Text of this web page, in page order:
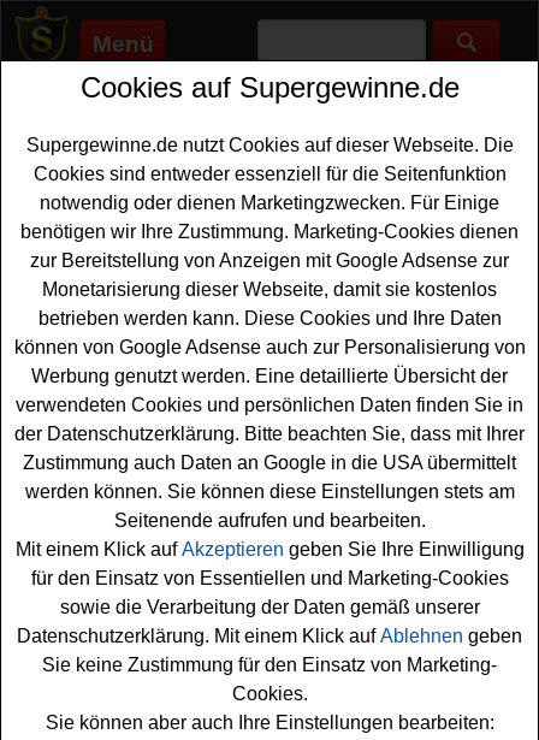
Menü
Supergewinne.de>Gewinnspiele>Motorrad Gewinnspiele
Anzeige:
BMW Motorrad Gewinnspiel -
Training und Motorrad auf Zeit
gewinnen
Ein kostenlosesBMWMotorrad Gewinnspiel für alle
Motorrad-Fahrer unter den Gewinnern. Als
Hauptgewinne verlost BMW Motorrad dreimal die
Nutzung eines BMW Motorrad Wunschmodells für die
Saison 2027 - und mit etwas Glück können Sie ein
Motorradauf Zeit gewinnen. Zusätzlich warte
noch fünfmal ein Training (Enduro-Training oder
Rennstreckentraining) für zwei Tage auf glückliche
Gewinner.
Falls Sie bei dem BMW Motorrad Gewinnspiel kostenlos
teilnehmen möchten, müssen Sie kurz das kleine
Formular ausfüllen. Vielleicht haben Sie ja Glück und
Cookies auf Supergewinne.de
Supergewinne.de nutzt Cookies auf dieser Webseite. Die
Cookies sind entweder essenziell für die Seitenfunktion
notwendig oder dienen Marketingzwecken. Für Einige
benötigen wir Ihre Zustimmung. Marketing-Cookies dienen
zur Bereitstellung von Anzeigen mit Google Adsense zur
Monetarisierung dieser Webseite, damit sie kostenlos
betrieben werden kann. Diese Cookies und Ihre Daten
können von Google Adsense auch zur Personalisierung von
Werbung genutzt werden. Eine detaillierte Übersicht der
verwendeten Cookies und persönlichen Daten finden Sie in
der Datenschutzerklärung. Bitte beachten Sie, dass mit Ihrer
Zustimmung auch Daten an Google in die USA übermittelt
werden können. Sie können diese Einstellungen stets am
Seitenende aufrufen und bearbeiten.
Mit einem Klick aufAkzeptieren geben Sie Ihre Einwilligung
für den Einsatz von Essentiellen und Marketing-Cookies
sowie die Verarbeitung der Daten gemäß unserer
Datenschutzerklärung. Mit einem Klick aufAblehnen geben
Sie keine Zustimmung für den Einsatz von Marketing-
Cookies.
Sie können aber auch Ihre Einstellungen bearbeiten: